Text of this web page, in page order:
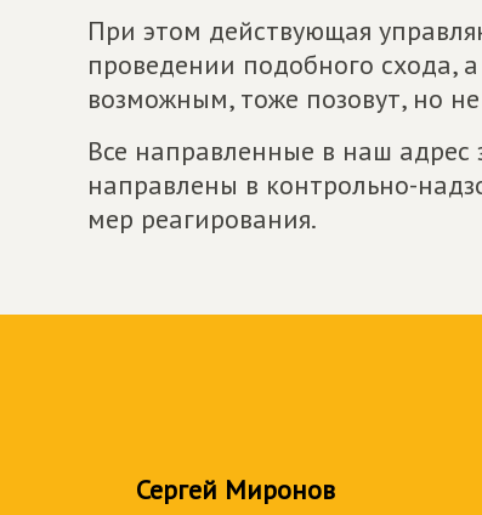
При этом действующая
проведении подобного схода,
возможным, тоже позовут, но
Все направленные в наш адрес
направлены в контрольно-
мер реагирования.
Сергей Миронов